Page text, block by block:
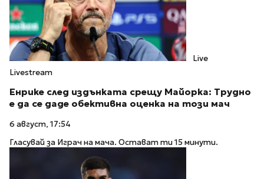
Live
Livestream
Енрике след издънката срещу Майорка: Трудно
е да се даде обективна оценка на този мач
6 август, 17:54
Гласувай за Играч на мача. Остават ти 15 минути.